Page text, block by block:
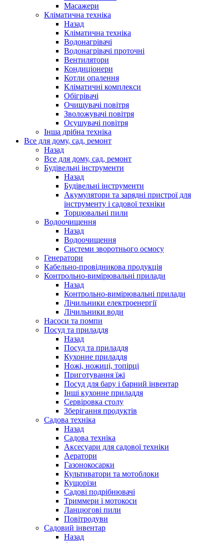
Масажери
Кліматична техніка
Назад
Кліматична техніка
Водонагрівачі
Водонагрівачі проточні
Вентилятори
Кондиціонери
Котли опалення
Кліматичні комплекси
Обігрівачі
Очищувачі повітря
Зволожувачі повітря
Осушувачі повітря
Інша дрібна техніка
Все для дому, сад, ремонт
Назад
Все для дому, сад, ремонт
Будівельні інструменти
Назад
Будівельні інструменти
Акумулятори та зарядні пристрої для
інструменту і садової техніки
Торцювальні пили
Водоочищення
Назад
Водоочищення
Системи зворотнього осмосу
Генератори
Кабельно-провідникова продукція
Контрольно-вимірювальні прилади
Назад
Контрольно-вимірювальні прилади
Лічильники електроенергії
Лічильники води
Насоси та помпи
Посуд та приладдя
Назад
Посуд та приладдя
Кухонне приладдя
Ножі, ножиці, топірці
Приготування їжі
Посуд для бару і барний інвентар
Інші кухонне приладдя
Сервіровка столу
Зберігання продуктів
Садова техніка
Назад
Садова техніка
Аксесуари для садової техніки
Аератори
Газонокосарки
Культиватори та мотоблоки
Кущорізи
Садові подрібнювачі
Триммери і мотокоси
Ланцюгові пили
Повітродуви
Садовий інвентар
Назад